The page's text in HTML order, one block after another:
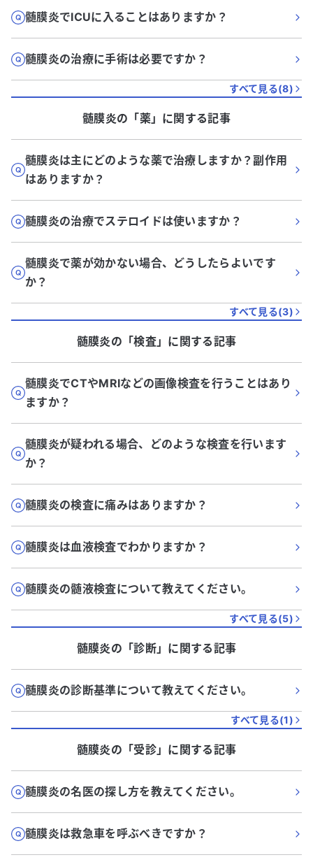
髄膜炎でICUに入ることはありますか？
髄膜炎の治療に手術は必要ですか？
すべて見る(8)
髄膜炎の「薬」に関する記事
髄膜炎は主にどのような薬で治療しますか？副作用
はありますか？
髄膜炎の治療でステロイドは使いますか？
髄膜炎で薬が効かない場合、どうしたらよいです
か？
すべて見る(3)
髄膜炎の「検査」に関する記事
髄膜炎でCTやMRIなどの画像検査を行うことはあり
ますか？
髄膜炎が疑われる場合、どのような検査を行います
か？
髄膜炎の検査に痛みはありますか？
髄膜炎は血液検査でわかりますか？
髄膜炎の髄液検査について教えてください。
すべて見る(5)
髄膜炎の「診断」に関する記事
髄膜炎の診断基準について教えてください。
すべて見る(1)
髄膜炎の「受診」に関する記事
髄膜炎の名医の探し方を教えてください。
髄膜炎は救急車を呼ぶべきですか？